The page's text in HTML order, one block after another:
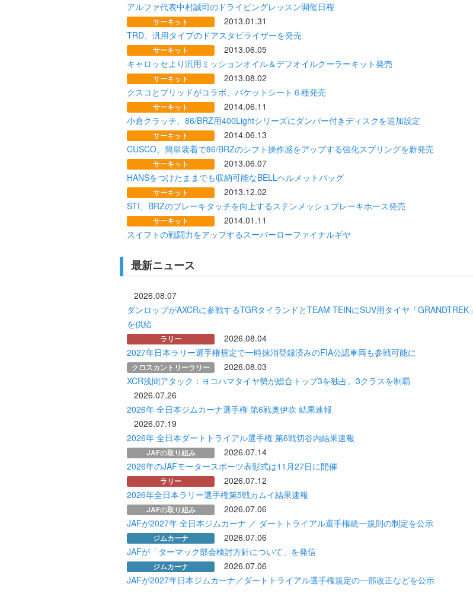
アルファ代表中村誠司のドライビングレッスン開催日程
サーキット
2013.01.31
TRD、汎用タイプのドアスタビライザーを発売
サーキット
2013.06.05
キャロッセより汎用ミッションオイル＆デフオイルクーラーキット発売
サーキット
2013.08.02
クスコとブリッドがコラボ、バケットシート６種発売
サーキット
2014.06.11
小倉クラッチ、86/BRZ用400Lightシリーズにダンパー付きディスクを追加設定
サーキット
2014.06.13
CUSCO、簡単装着で86/BRZのシフト操作感をアップする強化スプリングを新発売
サーキット
2013.06.07
HANSをつけたままでも収納可能なBELLヘルメットバッグ
サーキット
2013.12.02
STI、BRZのブレーキタッチを向上するステンメッシュブレーキホース発売
サーキット
2014.01.11
スイフトの戦闘力をアップするスーパーローファイナルギヤ
最新ニュース
2026.08.07
ダンロップがAXCRに参戦するTGRタイランドとTEAM TEINにSUV用タイヤ「GRANDTREK」
を供給
ラリー
2026.08.04
2027年日本ラリー選手権規定で一時抹消登録済みのFIA公認車両も参戦可能に
クロスカントリーラリー
2026.08.03
XCR浅間アタック：ヨコハマタイヤ勢が総合トップ3を独占。3クラスを制覇
2026.07.26
2026年 全日本ジムカーナ選手権 第6戦奥伊吹 結果速報
2026.07.19
2026年 全日本ダートトライアル選手権 第6戦切谷内結果速報
JAFの取り組み
2026.07.14
2026年のJAFモータースポーツ表彰式は11月27日に開催
ラリー
2026.07.12
2026年全日本ラリー選手権第5戦カムイ結果速報
JAFの取り組み
2026.07.06
JAFが2027年 全日本ジムカーナ ／ ダートトライアル選手権統一規則の制定を公示
ジムカーナ
2026.07.06
JAFが「ターマック部会検討方針について」を発信
ジムカーナ
2026.07.06
JAFが2027年日本ジムカーナ／ダートトライアル選手権規定の一部改正などを公示